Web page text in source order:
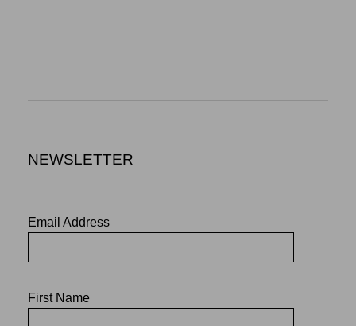
NEWSLETTER
Email Address
First Name